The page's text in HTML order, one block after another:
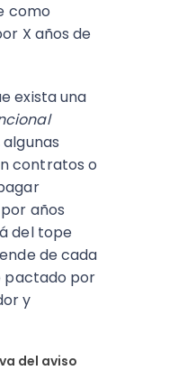
como
X años de
exista una
contratos o
años
del tope
de cada
pactado por
y
del aviso